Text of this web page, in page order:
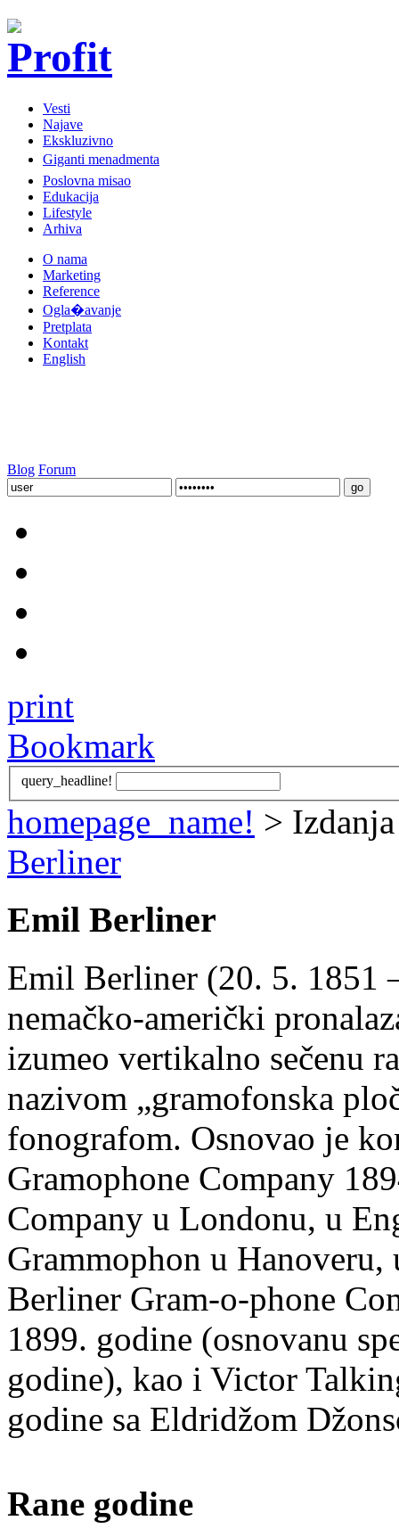
Vesti
Najave
Ekskluzivno
Giganti menadmenta
Poslovna misao
Edukacija
Lifestyle
Arhiva
O nama
Marketing
Reference
Ogla�avanje
Pretplata
Kontakt
English
Blog Forum
print
Bookmark
query_headline!
homepage_name! >
Berliner
Emil Berliner
Emil Berliner (20. 5. 1851
nemačko-američki
izumeo vertikalno sečenu
nazivom „gramofonska
fonografom. Osnovao je
Gramophone Company
Company u Londonu, u
Grammophon u
Berliner Gram-o-phone
1899. godine (osnovanu
godine), kao i Victor
godine sa Eldridžom
Rane godine